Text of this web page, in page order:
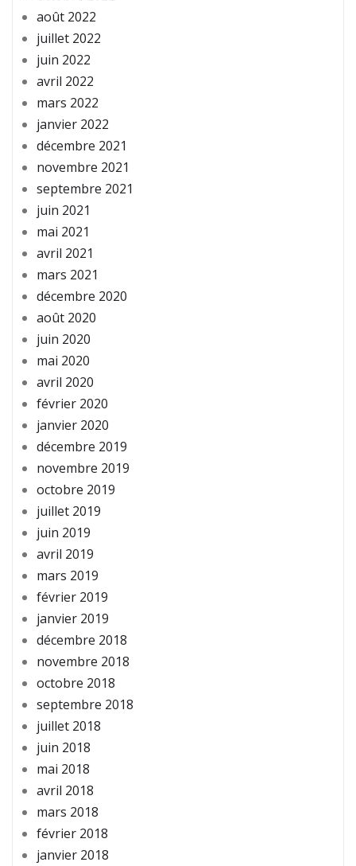
août 2022
juillet 2022
juin 2022
avril 2022
mars 2022
janvier 2022
décembre 2021
novembre 2021
septembre 2021
juin 2021
mai 2021
avril 2021
mars 2021
décembre 2020
août 2020
juin 2020
mai 2020
avril 2020
février 2020
janvier 2020
décembre 2019
novembre 2019
octobre 2019
juillet 2019
juin 2019
avril 2019
mars 2019
février 2019
janvier 2019
décembre 2018
novembre 2018
octobre 2018
septembre 2018
juillet 2018
juin 2018
mai 2018
avril 2018
mars 2018
février 2018
janvier 2018